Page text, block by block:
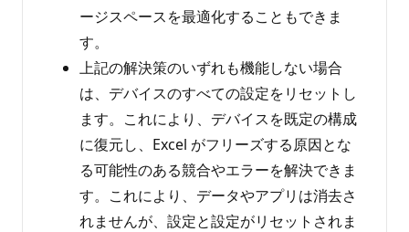
ージスペースを最適化することもできま
す。
上記の解決策のいずれも機能しない場合
は、デバイスのすべての設定をリセットし
ます。これにより、デバイスを既定の構成
に復元し、Excel がフリーズする原因とな
る可能性のある競合やエラーを解決できま
す。これにより、データやアプリは消去さ
れませんが、設定と設定がリセットされま